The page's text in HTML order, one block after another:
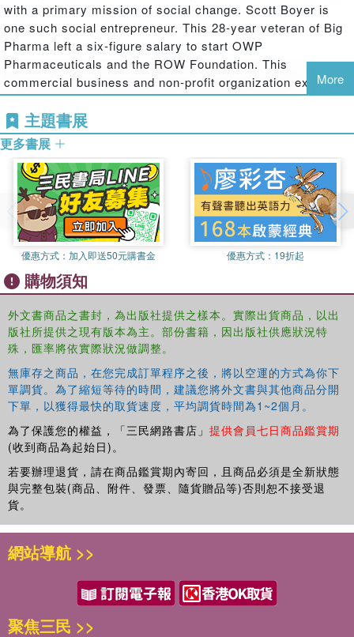
with a primary mission of social change. Scott Boyer is
one such social entrepreneur. This 28-year veteran of Big
Pharma left a six-figure salary to start OWP
Pharmaceuticals and the ROW Foundation. This
commercial business and non-profit organization exist in a
symbiotic relationship we call a "tandem hybrid social
enterprise." This model combines a multimillion dollar
business with a foundation that's on track to become the
largest funder of projects serving people with epilepsy and
associated psychiatric disorders in the world.
The tandem hybrid incorporates the principles learned by
Scott and others for building a truly unique social
enterprise from the ground up; one that is:
Driven by a compelling social mission
Financed by commercial success
Structured to retain control
Scalable and sustainable for the long haul
Powering Social Enterprises With Profit And Purpose
offers a detailed blueprint that has proven commercially
and philanthropically successful and that can be replicated
in most business sectors.
More
主題書展
更多書展
優惠方式： 加入即送50元購書金 優惠方式： 19折起
購物須知
外文書商品之書封，為出版社提供之樣本。實際出貨商品，以出
版社所提供之現有版本為主。部份書籍，因出版社供應狀況特
殊，匯率將依實際狀況做調整。
無庫存之商品，在您完成訂單程序之後，將以空運的方式為你下
單調貨。為了縮短等待的時間，建議您將外文書與其他商品分開
下單，以獲得最快的取貨速度，平均調貨時間為1~2個月。
為了保護您的權益，「三民網路書店」 提供會員七日商品鑑賞期
(收到商品為起始日)。
若要辦理退貨，請在商品鑑賞期內寄回，且商品必須是全新狀態
與完整包裝(商品、附件、發票、隨貨贈品等)否則恕不接受退
貨。
網站導航 >>
聚焦三民 >>